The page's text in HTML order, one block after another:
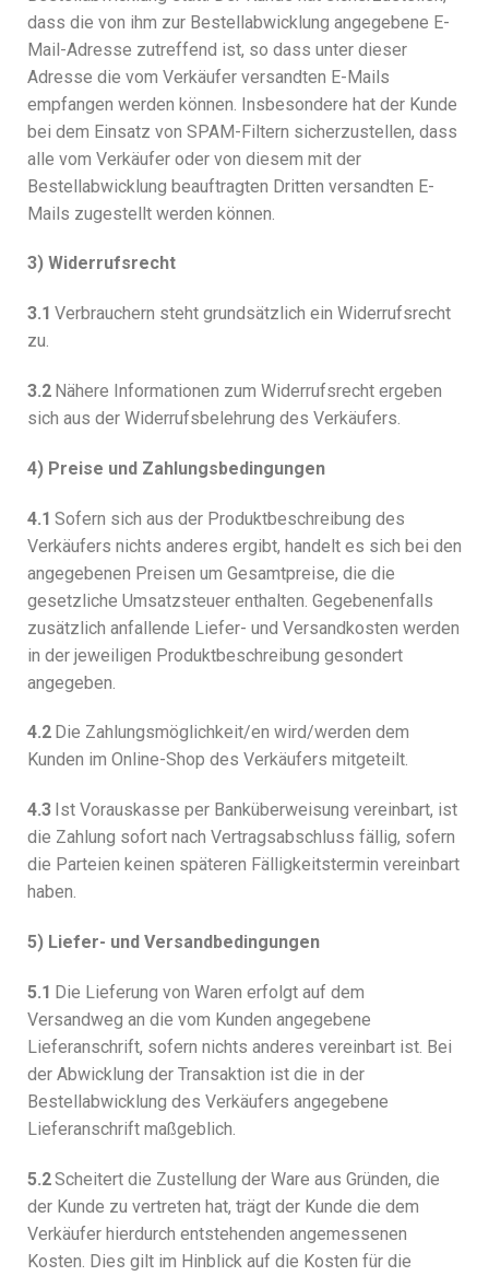
dass die von ihm zur Bestellabwicklung angegebene E-
Mail-Adresse zutreffend ist, so dass unter dieser
Adresse die vom Verkäufer versandten E-Mails
empfangen werden können. Insbesondere hat der Kunde
bei dem Einsatz von SPAM-Filtern sicherzustellen, dass
alle vom Verkäufer oder von diesem mit der
Bestellabwicklung beauftragten Dritten versandten E-
Mails zugestellt werden können.
3) Widerrufsrecht
3.1 Verbrauchern steht grundsätzlich ein Widerrufsrecht
zu.
3.2 Nähere Informationen zum Widerrufsrecht ergeben
sich aus der Widerrufsbelehrung des Verkäufers.
4) Preise und Zahlungsbedingungen
4.1 Sofern sich aus der Produktbeschreibung des
Verkäufers nichts anderes ergibt, handelt es sich bei den
angegebenen Preisen um Gesamtpreise, die die
gesetzliche Umsatzsteuer enthalten. Gegebenenfalls
zusätzlich anfallende Liefer- und Versandkosten werden
in der jeweiligen Produktbeschreibung gesondert
angegeben.
4.2 Die Zahlungsmöglichkeit/en wird/werden dem
Kunden im Online-Shop des Verkäufers mitgeteilt.
4.3 Ist Vorauskasse per Banküberweisung vereinbart, ist
die Zahlung sofort nach Vertragsabschluss fällig, sofern
die Parteien keinen späteren Fälligkeitstermin vereinbart
haben.
5) Liefer- und Versandbedingungen
5.1 Die Lieferung von Waren erfolgt auf dem
Versandweg an die vom Kunden angegebene
Lieferanschrift, sofern nichts anderes vereinbart ist. Bei
der Abwicklung der Transaktion ist die in der
Bestellabwicklung des Verkäufers angegebene
Lieferanschrift maßgeblich.
5.2Scheitert die Zustellung der Ware aus Gründen, die
der Kunde zu vertreten hat, trägt der Kunde die dem
Verkäufer hierdurch entstehenden angemessenen
Kosten. Dies gilt im Hinblick auf die Kosten für die